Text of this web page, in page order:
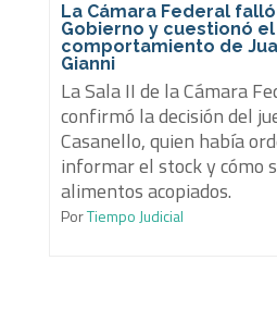
La Cámara Federal
Gobierno y cuestionó el
comportamiento de
Gianni
La Sala II de la Cámara
confirmó la decisión del
Casanello, quien había
informar el stock y cómo
alimentos acopiados.
PorTiempo Judicial